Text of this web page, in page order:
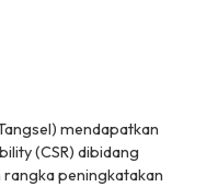
mendapatkan
(CSR) dibidang
rangka peningkatakan